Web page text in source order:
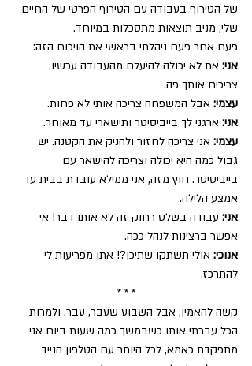
של הטירוף בעבודה עם הטירוף הפרטי של החיים
שלי, מניב תוצאות מתסכלות במיוחד.
פעם אחר פעם ניהלתי בראשי את הויכוח הזה:
אני: את לא יכולה להיעלם מהעבודה עכשיו.
צריכים אותך פה.
עצמי: אבל המשפחה צריכה אותי לא פחות.
אני: ארגני לך בייביסיטר ותישארי עד מאוחר.
עצמי: אני צריכה לחזור ולהניק את הקטנה. יש
גבול כמה היא יכולה וצריכה להישאר עם
בייביסיטר. חוץ מזה, אני ממילא עובדת בבית עד
אמצע הלילה.
אני: עבודה בשלט רחוק זה לא אותו דבר! אי
אפשר ברצינות לנהל ככה.
אנוכי: אולי תשתקו שתיכן?! אתן מפריעות לי
להתרכז.
* * *
קשה להאמין, אבל השבוע שעבר, עבר. ולמרות
הכל עברתי אותו כשבמשך כמה שעות ביום אני
מתפקדת כאמא, לכל היותר עם הטלפון הנייד